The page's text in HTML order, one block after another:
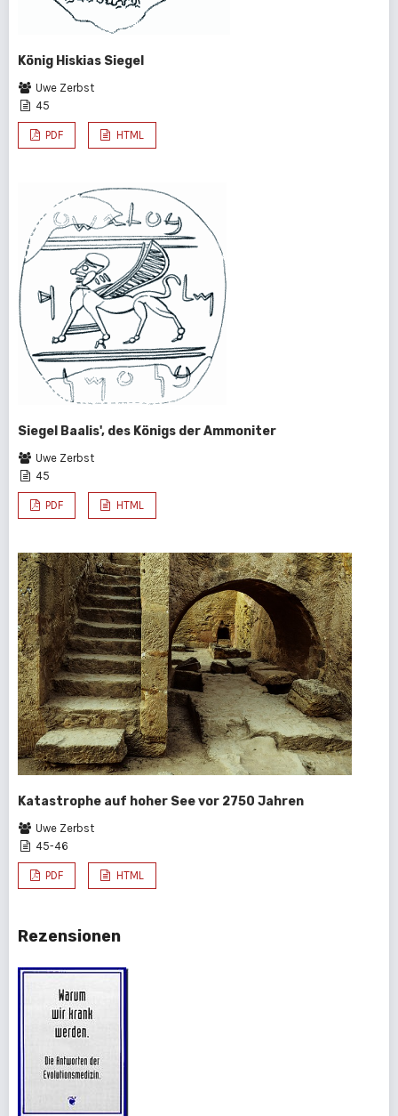
König Hiskias Siegel
Uwe Zerbst
45
PDF HTML
Siegel Baalis', des Königs der Ammoniter
Uwe Zerbst
45
PDF HTML
Katastrophe auf hoher See vor 2750 Jahren
Uwe Zerbst
45-46
PDF HTML
Rezensionen